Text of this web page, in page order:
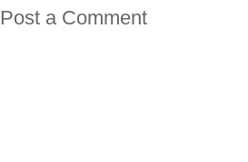
Post a Comment